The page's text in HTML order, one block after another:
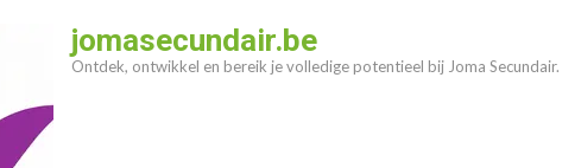
jomasecundair.be
Ontdek, ontwikkel en bereik je volledige potentieel bij Joma Secundair.